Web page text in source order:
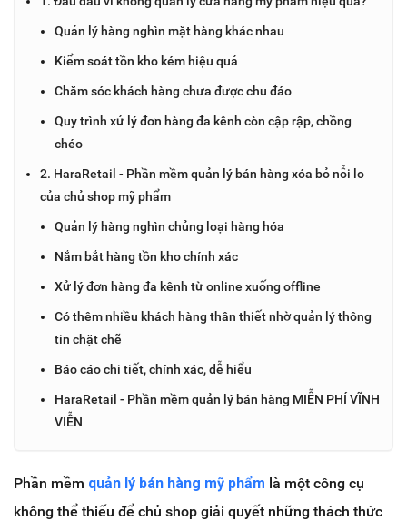
Quản lý hàng nghìn mặt hàng khác nhau
Kiểm soát tồn kho kém hiệu quả
Chăm sóc khách hàng chưa được chu đáo
Quy trình xử lý đơn hàng đa kênh còn cập rập, chồng
chéo
2. HaraRetail - Phần mềm quản lý bán hàng xóa bỏ nỗi lo
của chủ shop mỹ phẩm
Quản lý hàng nghìn chủng loại hàng hóa
Nắm bắt hàng tồn kho chính xác
Xử lý đơn hàng đa kênh từ online xuống offline
Có thêm nhiều khách hàng thân thiết nhờ quản lý thông
tin chặt chẽ
Báo cáo chi tiết, chính xác, dễ hiểu
HaraRetail - Phần mềm quản lý bán hàng MIỄN PHÍ VĨNH
VIỄN
Phần mềm quản lý bán hàng mỹ phẩm là một công cụ
không thể thiếu để chủ shop giải quyết những thách thức